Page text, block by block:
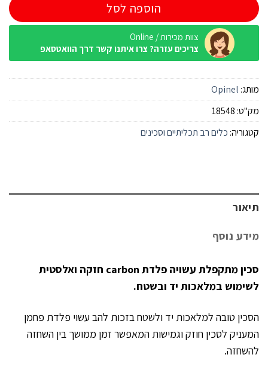
הוספה לסל
צוות מכירות / Online
צריכים עזרה? צרו איתנו קשר דרך הוואטסאפ
מותג: Opinel
מק"ט: 18548
קטגוריה: כלים רב תכליתיים וסכינים
תיאור
מידע נוסף
סכין מתקפלת עשויה פלדת carbon חזקה ואלסטית
לשימוש במלאכות יד ובשטח.
הסכין טובה למלאכות יד ולשטח בזכות להב עשוי פלדת פחמן
המעניק לסכין חוזק וגמישות המאפשר זמן ממושך בין השחזה
להשחזה.